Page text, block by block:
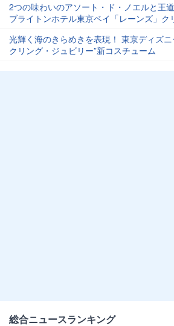
2つの味わいのアソート・ド・ノエルと王
ブライトンホテル東京ベイ「レーンズ」
光輝く海のきらめきを表現！ 東京ディズ
クリング・ジュビリー”新コスチューム
総合ニュースランキング